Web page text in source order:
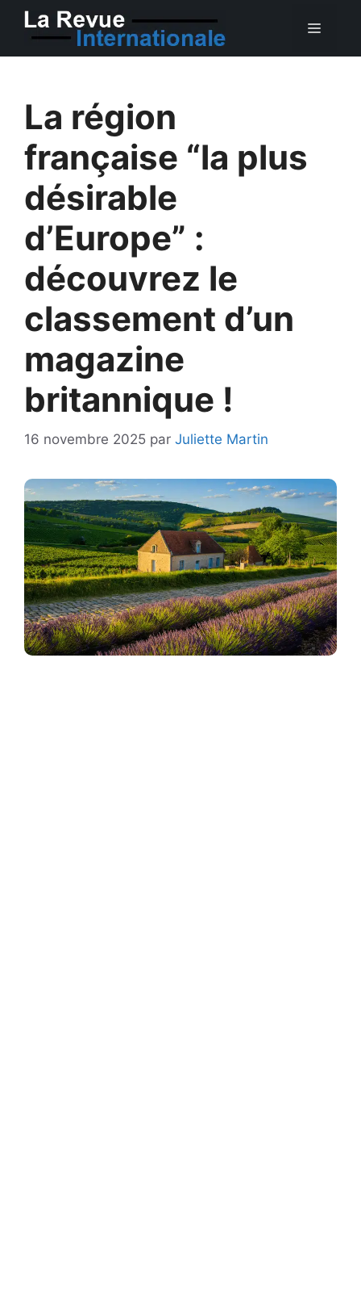
Aller
La région
française “la plus
désirable
d’Europe” :
découvrez le
classement d’un
magazine
britannique !
16 novembre 2025 par Juliette Martin